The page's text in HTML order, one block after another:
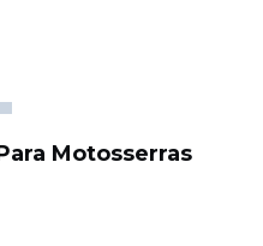
Motosserras